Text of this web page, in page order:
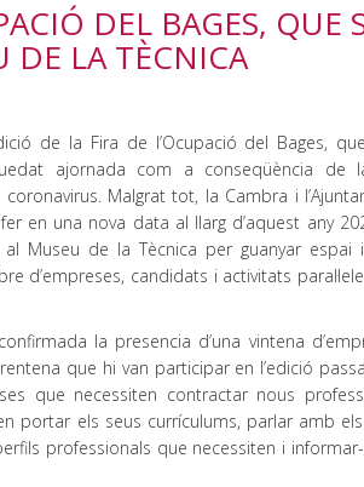
DEL BAGES, QUE
DE LA TÈCNICA
de la Fira de l’Ocupació del Bages,
ajornada com a conseqüència de
coronavirus. Malgrat tot, la Cambra i
en una nova data al llarg d’aquest any
al Museu de la Tècnica per guanyar
d’empreses, candidats i activitats
la presencia d’una vintena
que hi van participar en l’edició
que necessiten contractar nous
portar els seus currículums, parlar amb
professionals que necessiten i